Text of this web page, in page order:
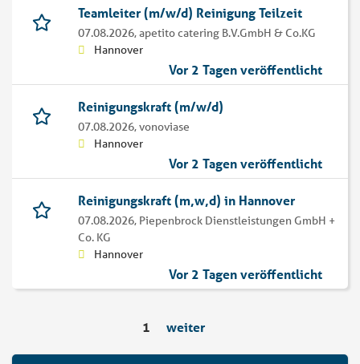
Teamleiter (m/w/d) Reinigung Teilzeit
07.08.2026,apetito catering B.V.GmbH & Co.KG
Hannover
Vor 2 Tagen veröffentlicht
Reinigungskraft (m/w/d)
07.08.2026,vonoviase
Hannover
Vor 2 Tagen veröffentlicht
Reinigungskraft (m,w,d) in Hannover
07.08.2026, Piepenbrock Dienstleistungen GmbH +
Co. KG
Hannover
Vor 2 Tagen veröffentlicht
1 weiter